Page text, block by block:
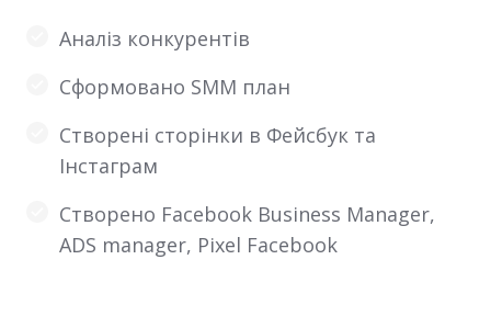
Аналіз конкурентів
Сформовано SMM план
Створені сторінки в Фейсбук та
Інстаграм
Створено Facebook Business Manager,
ADS manager, Pixel Facebook